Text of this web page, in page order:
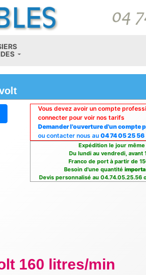
Vous devez avoir un compte
connecter pour voir nos tarifs
Demander l'ouverture d'un compte
ou contacter nous au 04 74 05 25 56
Expédition le jour même
Du lundi au vendredi, avant
Franco de port à partir de
Besoin d'une quantité
Devis personnalisé au 04.74.05.25.56
160 litres/min